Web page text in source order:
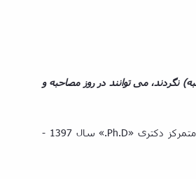
مصاحبه) نگردند، می توانند در روز مصاحبه و
دانلود فرم شماره یک (فرم مشخصات فردی، سوابق آموزشی و پژوهشی مرحله مصاحبه (بررسی سوابق علمی، آموزشی وپژوهشی) مرحله ارزیابی تخصصی آزمون نیمه‌متمرکز دکتری «Ph.D.» سال 1397 -